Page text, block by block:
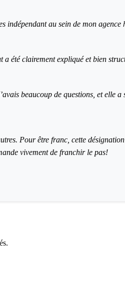
au sein de mon agence
été clairement expliqué et bien
beaucoup de questions, et elle
Pour être franc, cette
vivement de franchir le pas!